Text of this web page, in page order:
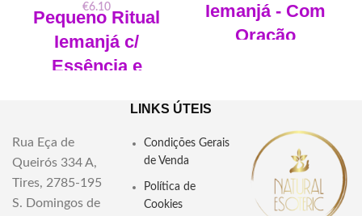
€6.10
Pequeno Ritual
Iemanjá c/
Essência e
instruções de utilização.
homenagem à majestosa
divindade das águas, Iemanjá.
Iemanjá - Com
Oração
que combina as energias da
propriedades mágicas das ervas
para proteção e conexão
espiritual."
Dimensões: 15cm por 1,5cm
Rua Eça de
Queirós 334 A,
Tires, 2785-195
S. Domingos de
LINKS ÚTEIS
Condições Gerais
de Venda
Política de
Cookies